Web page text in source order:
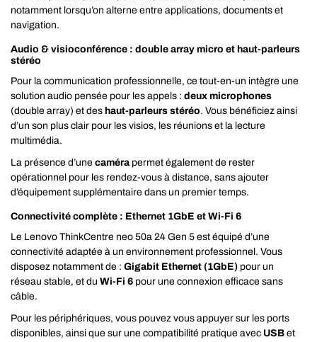
notamment lorsqu’on alterne entre applications, documents et
navigation.
Audio & visioconférence : double array micro et haut-parleurs
stéréo
Pour la communication professionnelle, ce tout-en-un intègre une
solution audio pensée pour les appels : deux microphones
(double array) et des haut-parleurs stéréo. Vous bénéficiez ainsi
d’un son plus clair pour les visios, les réunions et la lecture
multimédia.
La présence d’une caméra permet également de rester
opérationnel pour les rendez-vous à distance, sans ajouter
d’équipement supplémentaire dans un premier temps.
Connectivité complète : Ethernet 1GbE et Wi‑Fi 6
Le Lenovo ThinkCentre neo 50a 24 Gen 5 est équipé d’une
connectivité adaptée à un environnement professionnel. Vous
disposez notamment de : Gigabit Ethernet (1GbE) pour un
réseau stable, et du Wi‑Fi 6 pour une connexion efficace sans
câble.
Pour les périphériques, vous pouvez vous appuyer sur les ports
disponibles, ainsi que sur une compatibilité pratique avec USB et